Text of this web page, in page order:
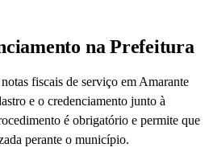
na Prefeitura
fiscais de serviço em Amarante
e o credenciamento junto à
é obrigatório e permite que
perante o município.